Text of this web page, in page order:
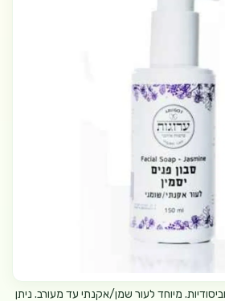
וביסודיות. מיוחד לעור שמן/אקנתי עד מעורב. ניתן